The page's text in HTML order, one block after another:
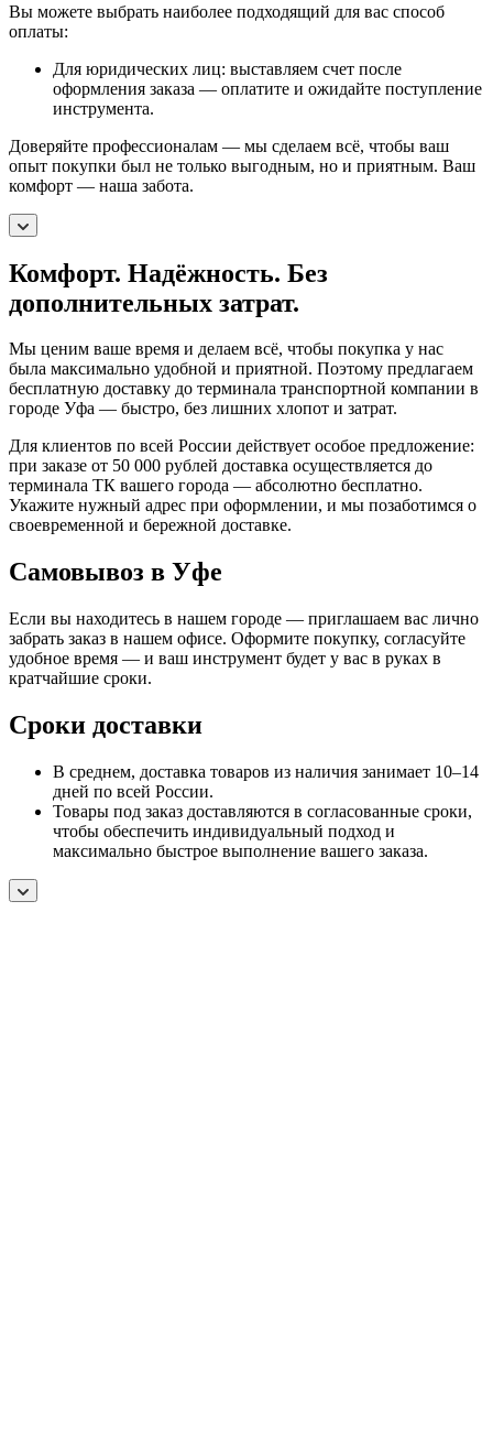
Вы можете выбрать наиболее подходящий для вас способ
оплаты:
Для юридических лиц: выставляем счет после
оформления заказа — оплатите и ожидайте поступление
инструмента.
Доверяйте профессионалам — мы сделаем всё, чтобы ваш
опыт покупки был не только выгодным, но и приятным. Ваш
комфорт — наша забота.
Комфорт. Надёжность. Без
дополнительных затрат.
Мы ценим ваше время и делаем всё, чтобы покупка у нас
была максимально удобной и приятной. Поэтому предлагаем
бесплатную доставку до терминала транспортной компании в
городе Уфа — быстро, без лишних хлопот и затрат.
Для клиентов по всей России действует особое предложение:
при заказе от 50 000 рублей доставка осуществляется до
терминала ТК вашего города — абсолютно бесплатно.
Укажите нужный адрес при оформлении, и мы позаботимся о
своевременной и бережной доставке.
Самовывоз в Уфе
Если вы находитесь в нашем городе — приглашаем вас лично
забрать заказ в нашем офисе. Оформите покупку, согласуйте
удобное время — и ваш инструмент будет у вас в руках в
кратчайшие сроки.
Сроки доставки
В среднем, доставка товаров из наличия занимает 10–14
дней по всей России.
Товары под заказ доставляются в согласованные сроки,
чтобы обеспечить индивидуальный подход и
максимально быстрое выполнение вашего заказа.